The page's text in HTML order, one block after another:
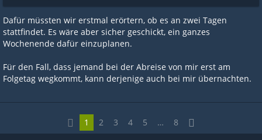
Dafür müssten wir erstmal erörtern, ob es an zwei Tagen
stattfindet. Es wäre aber sicher geschickt, ein ganzes
Wochenende dafür einzuplanen.
Für den Fall, dass jemand bei der Abreise von mir erst am
Folgetag wegkommt, kann derjenige auch bei mir übernachten.
1 2 3 4 5 … 8